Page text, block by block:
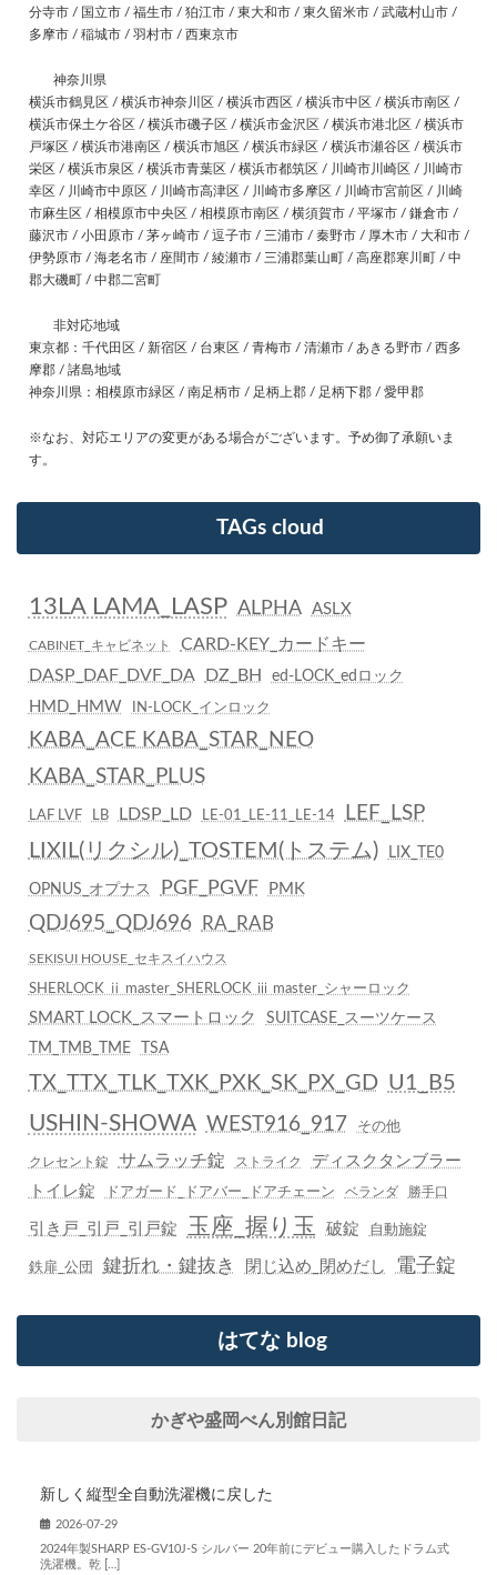
分寺市 / 国立市 / 福生市 / 狛江市 / 東大和市 / 東久留米市 / 武蔵村山市 /
多摩市 / 稲城市 / 羽村市 / 西東京市
神奈川県
横浜市鶴見区 / 横浜市神奈川区 / 横浜市西区 / 横浜市中区 / 横浜市南区 /
横浜市保土ケ谷区 / 横浜市磯子区 / 横浜市金沢区 / 横浜市港北区 / 横浜市
戸塚区 / 横浜市港南区 / 横浜市旭区 / 横浜市緑区 / 横浜市瀬谷区 / 横浜市
栄区 / 横浜市泉区 / 横浜市青葉区 / 横浜市都筑区 / 川崎市川崎区 / 川崎市
幸区 / 川崎市中原区 / 川崎市高津区 / 川崎市多摩区 / 川崎市宮前区 / 川崎
市麻生区 / 相模原市中央区 / 相模原市南区 / 横須賀市 / 平塚市 / 鎌倉市 /
藤沢市 / 小田原市 / 茅ヶ崎市 / 逗子市 / 三浦市 / 秦野市 / 厚木市 / 大和市 /
伊勢原市 / 海老名市 / 座間市 / 綾瀬市 / 三浦郡葉山町 / 高座郡寒川町 / 中
郡大磯町 / 中郡二宮町
非対応地域
東京都：千代田区 / 新宿区 / 台東区 / 青梅市 / 清瀬市 / あきる野市 / 西多
摩郡 / 諸島地域
神奈川県：相模原市緑区 / 南足柄市 / 足柄上郡 / 足柄下郡 / 愛甲郡
※なお、対応エリアの変更がある場合がございます。予め御了承願いま
す。
TAGs cloud
13LA LAMA_LASP ALPHA ASLX
CABINET_キャビネット
CARD-KEY_カードキー
DASP_DAF_DVF_DA
DZ_BH ed-LOCK_edロック
HMD_HMW IN-LOCK_インロック
KABA_ACE KABA_STAR_NEO
KABA_STAR_PLUS
LAF LVF LB LDSP_LD LE-01_LE-11_LE-14 LEF_LSP
LIXIL(リクシル)_TOSTEM(トステム) LIX_TE0
OPNUS_オプナス PGF_PGVF PMK
QDJ695_QDJ696 RA_RAB
SEKISUI HOUSE_セキスイハウス
SHERLOCK ⅱ master_SHERLOCK ⅲ master_シャーロック
SMART LOCK_スマートロック
SUITCASE_スーツケース
TM_TMB_TME
TSA
TX_TTX_TLK_TXK_PXK_SK_PX_GD U1_B5
USHIN-SHOWA WEST916_917 その他
クレセント錠 サムラッチ錠 ストライク
ディスクタンブラー
トイレ錠
ドアガード_ドアバー_ドアチェーン ベランダ 勝手口
引き戸_引戸_引戸錠 玉座_握り玉 破錠 自動施錠
鉄扉_公団 鍵折れ・鍵抜き 閉じ込め_閉めだし 電子錠
はてな blog
かぎや盛岡べん別館日記
新しく縦型全自動洗濯機に戻した
2026-07-29
2024年製SHARP ES-GV10J-S シルバー 20年前にデビュー購入したドラム式
洗濯機。乾 […]